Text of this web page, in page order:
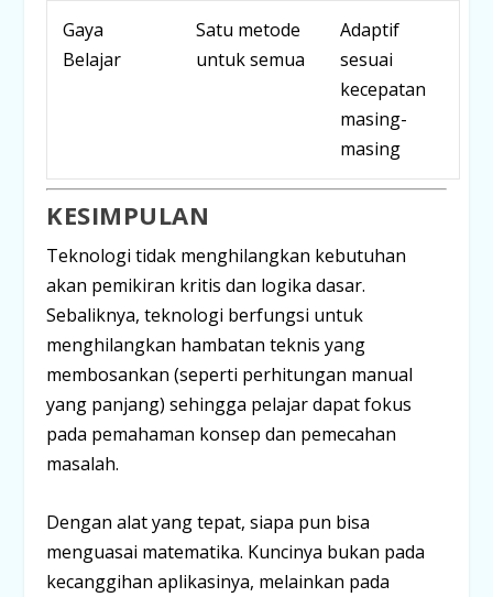
Gaya
Belajar
Satu metode
untuk semua
Adaptif
sesuai
kecepatan
masing-
masing
KESIMPULAN
Teknologi tidak menghilangkan kebutuhan
akan pemikiran kritis dan logika dasar.
Sebaliknya, teknologi berfungsi untuk
menghilangkan hambatan teknis yang
membosankan (seperti perhitungan manual
yang panjang) sehingga pelajar dapat fokus
pada pemahaman konsep dan pemecahan
masalah.
Dengan alat yang tepat, siapa pun bisa
menguasai matematika. Kuncinya bukan pada
kecanggihan aplikasinya, melainkan pada